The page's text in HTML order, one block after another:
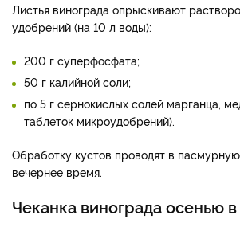
Листья винограда опрыскивают
удобрений (на 10 л воды):
200 г суперфосфата;
50 г калийной соли;
по 5 г сернокислых солей марганца,
таблеток микроудобрений).
Обработку кустов проводят в
вечернее время.
Чеканка винограда осенью